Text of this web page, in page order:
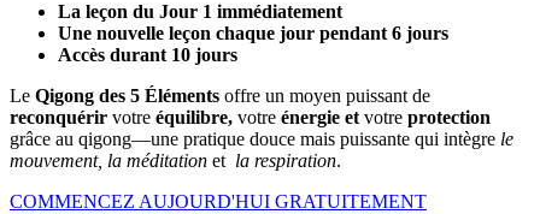
La leçon du Jour 1 immédiatement
Une nouvelle leçon chaque jour pendant 6 jours
Accès durant 10 jours
Le Qigong des 5 Éléments offre un moyen puissant de
reconquérir votre équilibre, votre énergie et votre protection
grâce au qigong—une pratique douce mais puissante qui intègre le
mouvement, la méditation et la respiration.
COMMENCEZ AUJOURD'HUI GRATUITEMENT